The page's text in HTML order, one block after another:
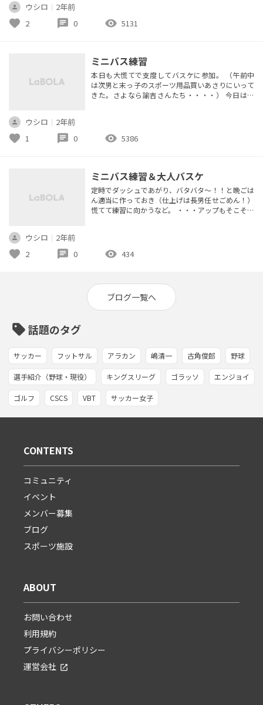
るのは結構忙しい。 正直マジの初心者、あまりう
まくない子とジュニア卒業手前の子で分けてじっく
ウシロ ｜ 2年前
favorite 2 chat 0 visibility 5131
ミニバス練習
本日も大慌てで支度してバスケに参加。 （午前中
は次男と末っ子のスポーツ用品買いあさりにいって
きた。さよなら諭吉さんたち・・・・） 今日は最
効くかなぁ。。。。 次回は練習前にきれいに底拭
いて掃除してから挑もう。 アップの練習はパワース
ウシロ ｜ 2年前
favorite 1 chat 0 visibility 5386
ミニバス練習＆大人バスケ
定時でダッシュであがり、バタバタ～！！と晩ごは
ん適当に作っておき（仕上げは長男任せごめん！）
慌てて練習に向かうなど。 ・・・アップもそこそこ
い・・・・。 やったこと ・ハンドリング →帰り道
反対方向に回すと同時に後ろ歩きにする方がいいの
ウシロ ｜ 2年前
favorite 2 chat 0 visibility 434
ブログ一覧へ
sell話題のタグ
サッカー フットサル アラカン 嶋清一 古角俊郎 野球
選手紹介（野球・現役） キングスリーグ ゴラッソ エンジョイ
ゴルフ CSCS VBT サッカー女子
CONTENTS
コミュニティ
イベント
メンバー募集
ブログ
スポーツ施設
ABOUT
お問い合わせ
利用規約
プライバシーポリシー
運営会社